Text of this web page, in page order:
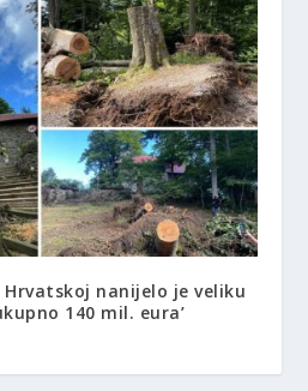
Hrvatskoj nanijelo je veliku
140 mil. eura’